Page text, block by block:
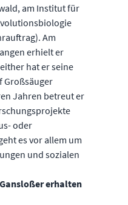
am Institut für
Am
erhielt er
hat er seine
Großsäuger
Jahren betreut er
oder
es vor allem um
und sozialen
erhalten